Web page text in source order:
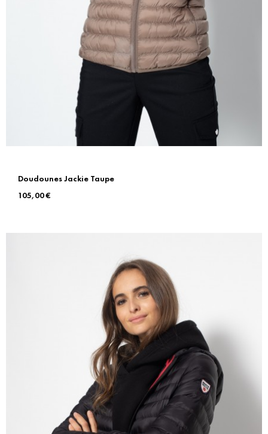
Doudounes Jackie Taupe
Prix
105,00 €